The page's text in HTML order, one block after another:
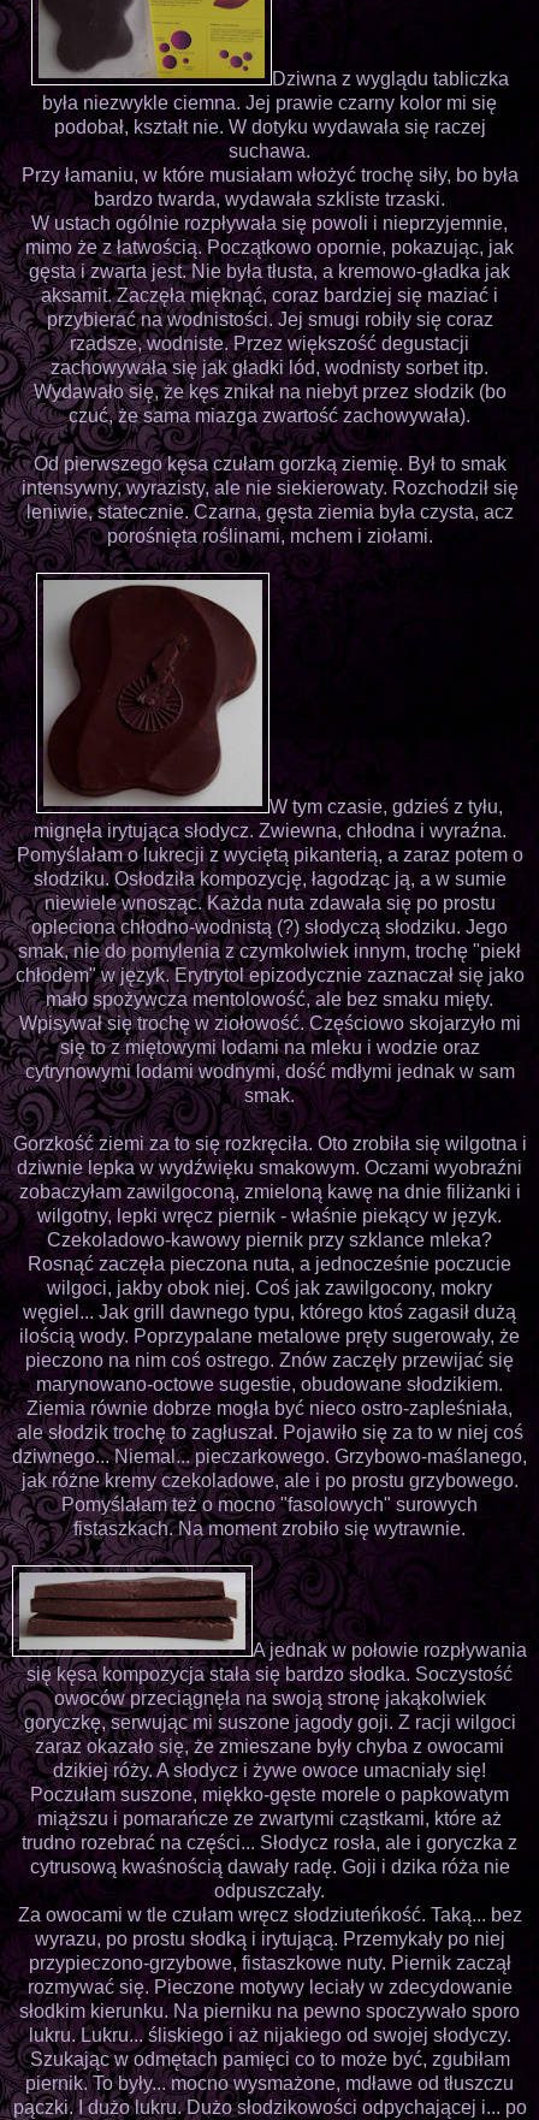
Dziwna z wyglądu tabliczka
była niezwykle ciemna. Jej prawie czarny kolor mi się
podobał, kształt nie. W dotyku wydawała się raczej
suchawa.
Przy łamaniu, w które musiałam włożyć trochę siły, bo była
bardzo twarda, wydawała szkliste trzaski.
W ustach ogólnie rozpływała się powoli i nieprzyjemnie,
mimo że z łatwością. Początkowo opornie, pokazując, jak
gęsta i zwarta jest. Nie była tłusta, a kremowo-gładka jak
aksamit. Zaczęła mięknąć, coraz bardziej się maziać i
przybierać na wodnistości. Jej smugi robiły się coraz
rzadsze, wodniste. Przez większość degustacji
zachowywała się jak gładki lód, wodnisty sorbet itp.
Wydawało się, że kęs znikał na niebyt przez słodzik (bo
czuć, że sama miazga zwartość zachowywała).
Od pierwszego kęsa czułam gorzką ziemię. Był to smak
intensywny, wyrazisty, ale nie siekierowaty. Rozchodził się
leniwie, statecznie. Czarna, gęsta ziemia była czysta, acz
porośnięta roślinami, mchem i ziołami.
W tym czasie, gdzieś z tyłu,
mignęła irytująca słodycz. Zwiewna, chłodna i wyraźna.
Pomyślałam o lukrecji z wyciętą pikanterią, a zaraz potem o
słodziku. Osłodziła kompozycję, łagodząc ją, a w sumie
niewiele wnosząc. Każda nuta zdawała się po prostu
opleciona chłodno-wodnistą (?) słodyczą słodziku. Jego
smak, nie do pomylenia z czymkolwiek innym, trochę "piekł
chłodem" w język. Erytrytol epizodycznie zaznaczał się jako
mało spożywcza mentolowość, ale bez smaku mięty.
Wpisywał się trochę w ziołowość. Częściowo skojarzyło mi
się to z miętowymi lodami na mleku i wodzie oraz
cytrynowymi lodami wodnymi, dość mdłymi jednak w sam
smak.
Gorzkość ziemi za to się rozkręciła. Oto zrobiła się wilgotna i
dziwnie lepka w wydźwięku smakowym. Oczami wyobraźni
zobaczyłam zawilgoconą, zmieloną kawę na dnie filiżanki i
wilgotny, lepki wręcz piernik - właśnie piekący w język.
Czekoladowo-kawowy piernik przy szklance mleka?
Rosnąć zaczęła pieczona nuta, a jednocześnie poczucie
wilgoci, jakby obok niej. Coś jak zawilgocony, mokry
węgiel... Jak grill dawnego typu, którego ktoś zagasił dużą
ilością wody. Poprzypalane metalowe pręty sugerowały, że
pieczono na nim coś ostrego. Znów zaczęły przewijać się
marynowano-octowe sugestie, obudowane słodzikiem.
Ziemia równie dobrze mogła być nieco ostro-zapleśniała,
ale słodzik trochę to zagłuszał. Pojawiło się za to w niej coś
dziwnego... Niemal... pieczarkowego. Grzybowo-maślanego,
jak różne kremy czekoladowe, ale i po prostu grzybowego.
Pomyślałam też o mocno "fasolowych" surowych
fistaszkach. Na moment zrobiło się wytrawnie.
A jednak w połowie rozpływania
się kęsa kompozycja stała się bardzo słodka. Soczystość
owoców przeciągnęła na swoją stronę jakąkolwiek
goryczkę, serwując mi suszone jagody goji. Z racji wilgoci
zaraz okazało się, że zmieszane były chyba z owocami
dzikiej róży. A słodycz i żywe owoce umacniały się!
Poczułam suszone, miękko-gęste morele o papkowatym
miąższu i pomarańcze ze zwartymi cząstkami, które aż
trudno rozebrać na części... Słodycz rosła, ale i goryczka z
cytrusową kwaśnością dawały radę. Goji i dzika róża nie
odpuszczały.
Za owocami w tle czułam wręcz słodziuteńkość. Taką... bez
wyrazu, po prostu słodką i irytującą. Przemykały po niej
przypieczono-grzybowe, fistaszkowe nuty. Piernik zaczął
rozmywać się. Pieczone motywy leciały w zdecydowanie
słodkim kierunku. Na pierniku na pewno spoczywało sporo
lukru. Lukru... śliskiego i aż nijakiego od swojej słodyczy.
Szukając w odmętach pamięci co to może być, zgubiłam
piernik. To były... mocno wysmażone, mdławe od tłuszczu
pączki. I dużo lukru. Dużo słodzikowości odpychającej i... po